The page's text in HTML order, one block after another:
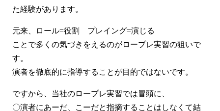
た経験があります。
元来、ロール=役割 プレイング=演じる
ことで多くの気づきをえるのがロープレ実習の狙いで
す。
演者を徹底的に指導することが目的ではないです。
ですから、当社のロープレ実習では冒頭に、
〇演者にあーだ、こーだと指摘することはしなくて結